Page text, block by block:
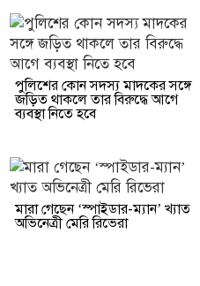
পুলিশের কোন সদস্য মাদকের সঙ্গে
জড়িত থাকলে তার বিরুদ্ধে আগে
ব্যবস্থা নিতে হবে
মারা গেছেন ‘স্পাইডার-ম্যান’ খ্যাত
অভিনেত্রী মেরি রিভেরা